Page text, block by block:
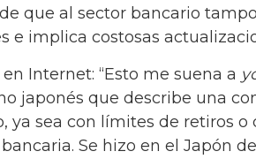
que al sector bancario
e implica costosas
Internet: “Esto me suena a
japonés que describe una
ya sea con límites de retiros
Se hizo en el Japón